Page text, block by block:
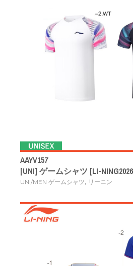
AAYV157
[UNI] ゲームシャツ [LI-
UNI/MEN ゲームシャツ, リーニン